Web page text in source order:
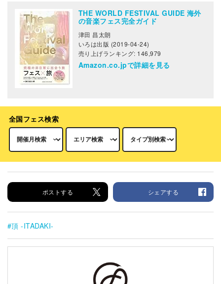
THE WORLD FESTIVAL GUIDE 海外
の音楽フェス完全ガイド
津田 昌太朗
いろは出版 (2019-04-24)
売り上げランキング: 146,979
Amazon.co.jpで詳細を見る
全国フェス検索
ポストする シェアする
頂 -ITADAKI-